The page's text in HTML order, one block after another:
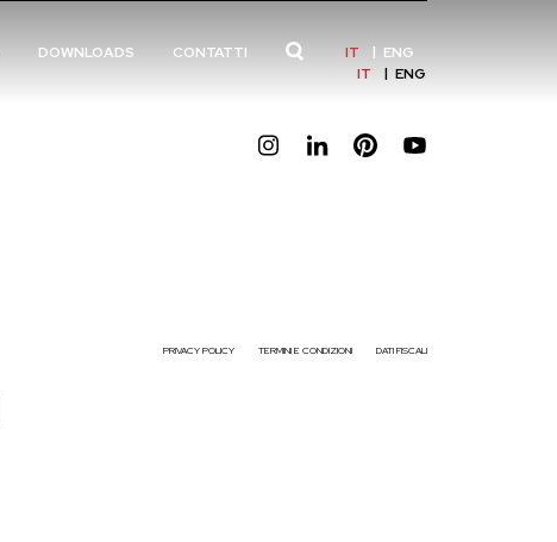
DOWNLOADS CONTATTI IT
ENG
IT ENG
PRIVACY POLICY TERMINI E CONDIZIONI DATI FISCALI